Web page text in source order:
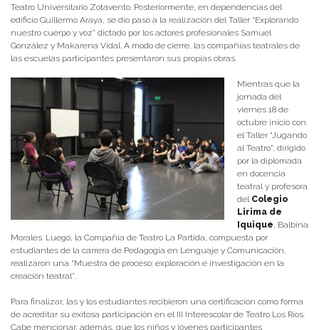
Teatro Universitario Zotavento. Posteriormente, en dependencias del
edificio Guillermo Araya, se dio paso a la realización del Taller “Explorando
nuestro cuerpo y voz” dictado por los actores profesionales Samuel
González y Makarena Vidal. A modo de cierre, las compañías teatrales de
las escuelas participantes presentaron sus propias obras.
Mientras que la
jornada del
viernes 18 de
octubre inició con
el Taller “Jugando
al Teatro”, dirigido
por la diplomada
en docencia
teatral y profesora
del Colegio
Lirima de
Iquique, Balbina
Morales. Luego, la Compañía de Teatro La Partida, compuesta por
estudiantes de la carrera de Pedagogía en Lenguaje y Comunicación,
realizaron una “Muestra de proceso: exploración e investigación en la
creación teatral”.
Para finalizar, las y los estudiantes recibieron una certificación como forma
de acreditar su exitosa participación en el III Interescolar de Teatro Los Ríos.
Cabe mencionar, además, que los niños y jóvenes participantes